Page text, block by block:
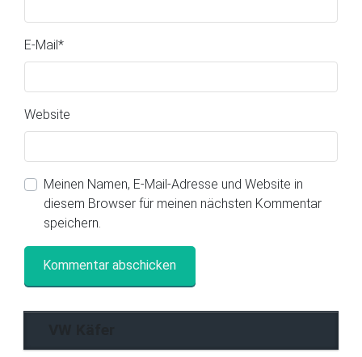
E-Mail *
Website
Meinen Namen, E-Mail-Adresse und Website in
diesem Browser für meinen nächsten Kommentar
speichern.